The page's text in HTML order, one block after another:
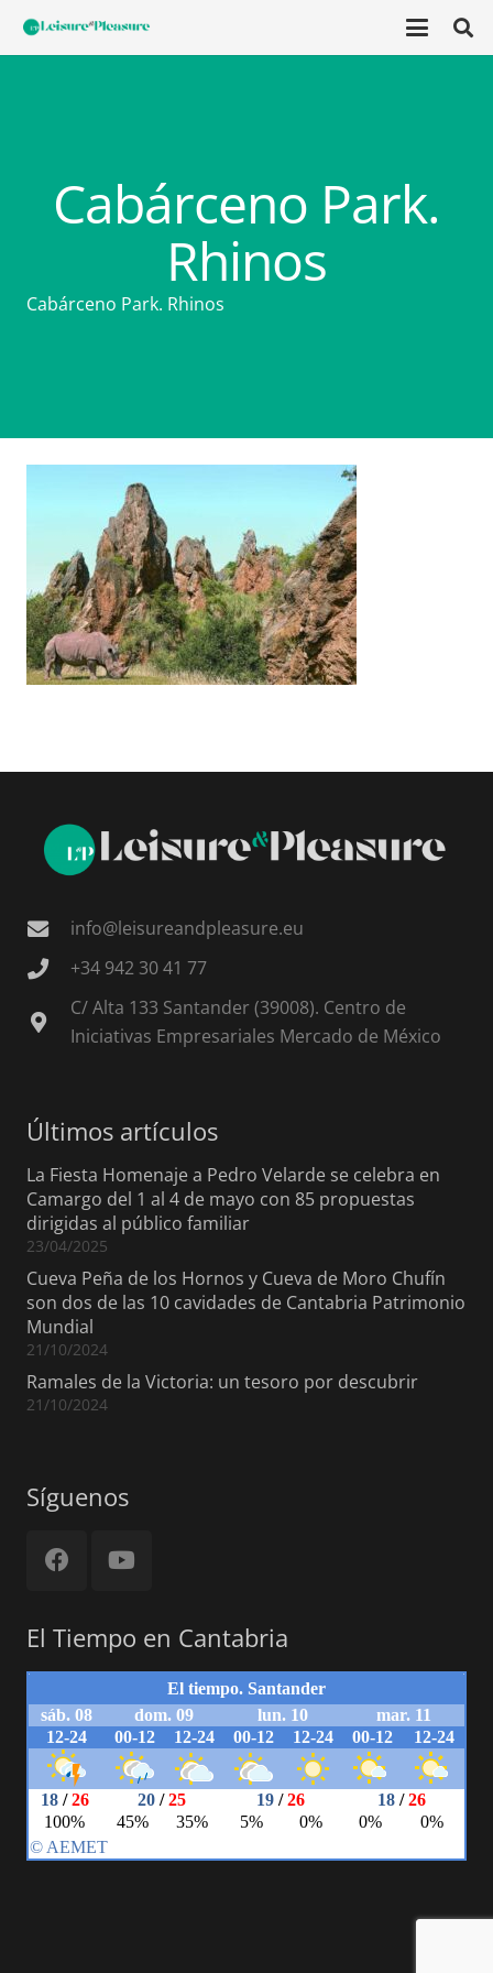
Cabárceno Park.
Rhinos
Cabárceno Park. Rhinos
info@leisureandpleasure.eu
+34 942 30 41 77
C/ Alta 133 Santander (39008). Centro de
Iniciativas Empresariales Mercado de México
Últimos artículos
La Fiesta Homenaje a Pedro Velarde se celebra en
Camargo del 1 al 4 de mayo con 85 propuestas
dirigidas al público familiar
23/04/2025
Cueva Peña de los Hornos y Cueva de Moro Chufín
son dos de las 10 cavidades de Cantabria Patrimonio
Mundial
21/10/2024
Ramales de la Victoria: un tesoro por descubrir
21/10/2024
Síguenos
El Tiempo en Cantabria